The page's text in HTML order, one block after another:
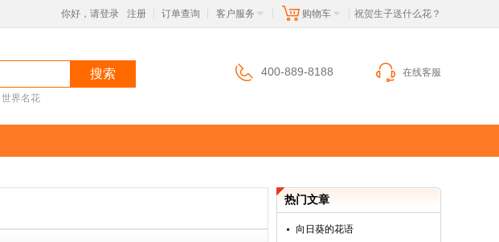
你好，请登录 注册 订单查询 客户服务 购物车 祝贺生子送什么花？
搜索
世界名花
400-889-8188 在线客服
热门文章
向日葵的花语